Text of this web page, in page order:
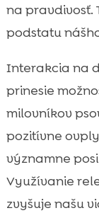
na pravdivosť.
podstatu
Interakcia na
prinesie
milovníkov
pozitívne
významne
Využívanie
zvyšuje našu